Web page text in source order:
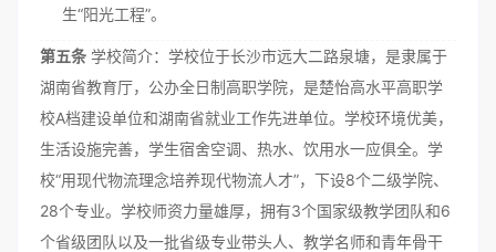
生“阳光工程”。
第五条 学校简介：学校位于长沙市远大二路泉塘，是隶属于
湖南省教育厅，公办全日制高职学院，是楚怡高水平高职学
校A档建设单位和湖南省就业工作先进单位。学校环境优美，
生活设施完善，学生宿舍空调、热水、饮用水一应俱全。学
校“用现代物流理念培养现代物流人才”，下设8个二级学院、
28个专业。学校师资力量雄厚，拥有3个国家级教学团队和6
个省级团队以及一批省级专业带头人、教学名师和青年骨干